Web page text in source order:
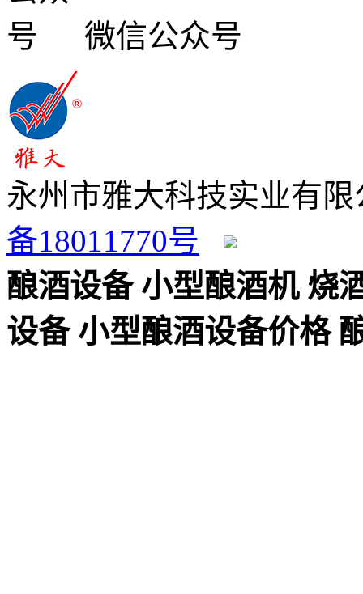
微信公众号
永州市雅大科技实业有
备18011770号
酿酒设备 小型酿酒机 烧
设备 小型酿酒设备价格